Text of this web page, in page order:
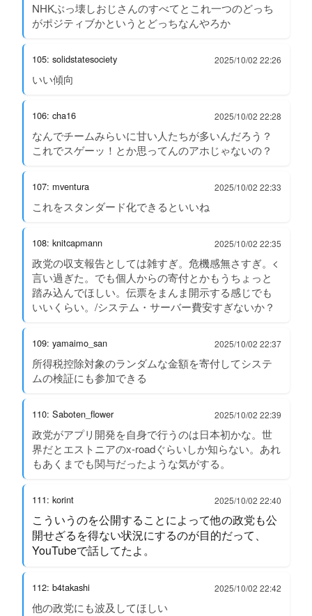
NHKぶっ壊しおじさんのすべてとこれ一つのどっち
がポジティブかというとどっちなんやろか
105: solidstatesociety 2025/10/02 22:26
いい傾向
106: cha16 2025/10/02 22:28
なんでチームみらいに甘い人たちが多いんだろう？
これでスゲーッ！とか思ってんのアホじゃないの？
107: mventura 2025/10/02 22:33
これをスタンダード化できるといいね
108: knitcapmann 2025/10/02 22:35
政党の収支報告としては雑すぎ。危機感無さすぎ。<
言い過ぎた。でも個人からの寄付とかもうちょっと
踏み込んでほしい。伝票をまんま開示する感じでも
いいくらい。/システム・サーバー費安すぎないか？
109: yamaimo_san 2025/10/02 22:37
所得税控除対象のランダムな金額を寄付してシステ
ムの検証にも参加できる
110: Saboten_flower 2025/10/02 22:39
政党がアプリ開発を自身で行うのは日本初かな。世
界だとエストニアのx-roadぐらいしか知らない。あれ
もあくまでも関与だったような気がする。
111: korint 2025/10/02 22:40
こういうのを公開することによって他の政党も公
開せざるを得ない状況にするのが目的だって、
YouTubeで話してたよ。
112: b4takashi 2025/10/02 22:42
他の政党にも波及してほしい